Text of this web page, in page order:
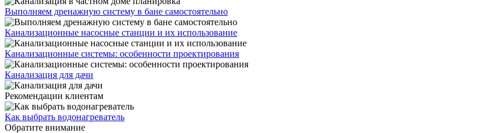
Выполняем дренажную систему в бане самостоятельно
Канализационные насосные станции и их использование
Канализационные системы: особенности проектирования
Канализация для дачи
Рекомендации клиентам
Как выбрать водонагреватель
Обратите внимание